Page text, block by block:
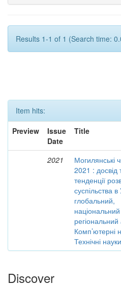
Results 1-1 of 1 (Search time:
Item hits:
Preview
Issue
Date
Title
2021
Могилянські
2021 : досвід
тенденції
суспільства в
глобальний,
регіональний
Комп’ютерні
Технічні науки
Discover